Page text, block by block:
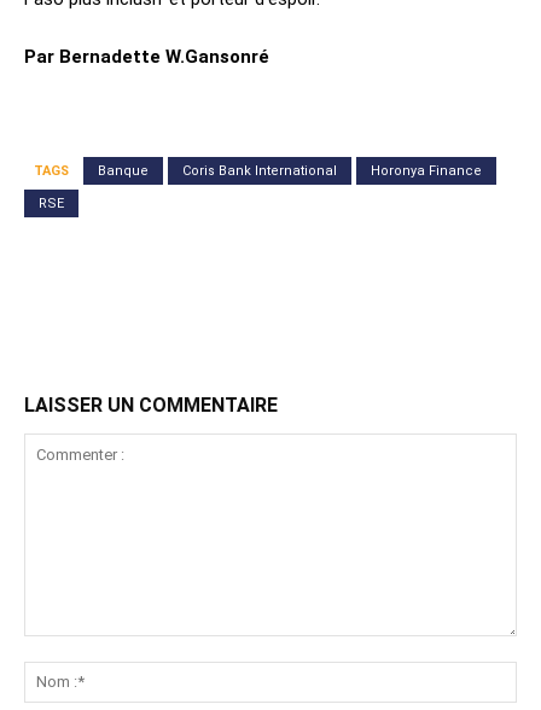
Par Bernadette W.Gansonré
TAGS Banque Coris Bank International Horonya Finance
RSE
LAISSER UN COMMENTAIRE
:*